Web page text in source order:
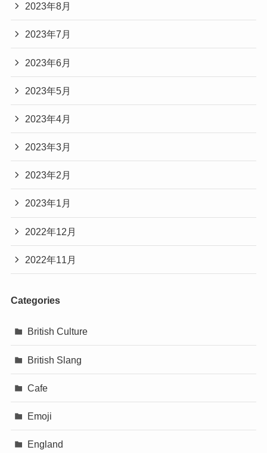
2023年8月
2023年7月
2023年6月
2023年5月
2023年4月
2023年3月
2023年2月
2023年1月
2022年12月
2022年11月
Categories
British Culture
British Slang
Cafe
Emoji
England